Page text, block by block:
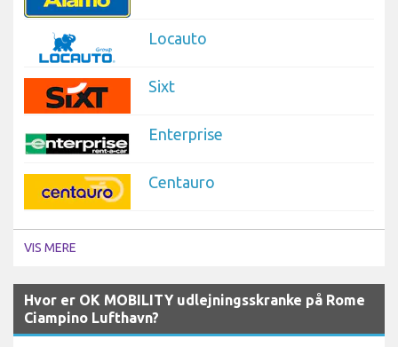
Locauto
Sixt
Enterprise
Centauro
VIS MERE
Hvor er OK MOBILITY udlejningsskranke på Rome
Ciampino Lufthavn?